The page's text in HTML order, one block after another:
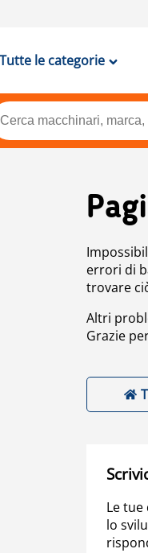
Tutte le categorie
errori di
trovare
Altri
Grazie
Le
lo